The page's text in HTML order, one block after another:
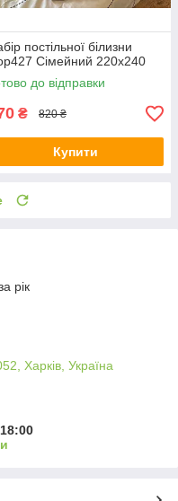
постільної білизни
Сімейний 220х240
до відправки
₴ 820 ₴
Купити
рік
Харків, Україна